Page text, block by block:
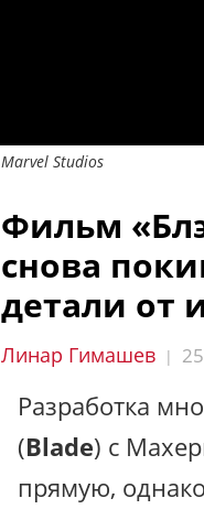
Marvel Studios
Фильм
снова
детали от
Линар Гимашев |
Разработка
(Blade) с
прямую,